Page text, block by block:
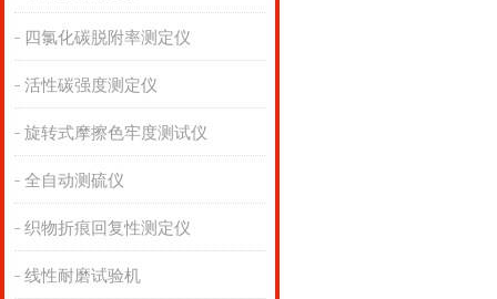
四氯化碳脱附率测定仪
活性碳强度测定仪
旋转式摩擦色牢度测试仪
全自动测硫仪
织物折痕回复性测定仪
线性耐磨试验机